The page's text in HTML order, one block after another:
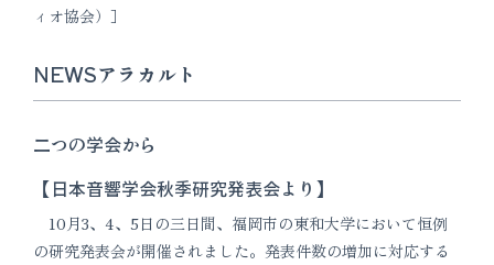
ィオ協会）］
NEWSアラカルト
二つの学会から
【日本音響学会秋季研究発表会より】
10月3、4、5日の三日間、福岡市の東和大学において恒例
の研究発表会が開催されました。発表件数の増加に対応する